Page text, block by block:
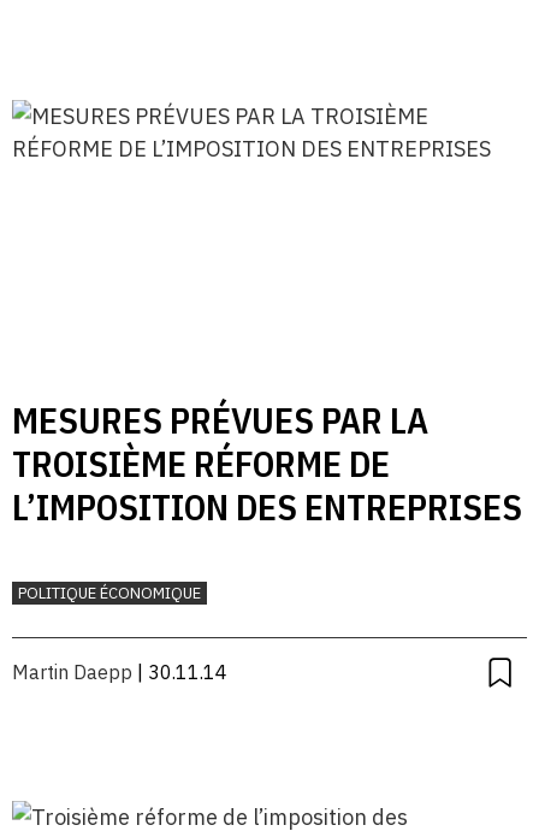
MESURES PRÉVUES PAR LA
TROISIÈME RÉFORME DE
L’IMPOSITION DES ENTREPRISES
POLITIQUE ÉCONOMIQUE
Martin Daepp | 30.11.14